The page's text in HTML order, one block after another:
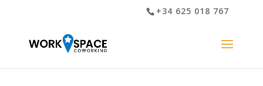
+34 625 018 767